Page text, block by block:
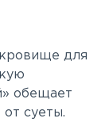
для
обещает
суеты.